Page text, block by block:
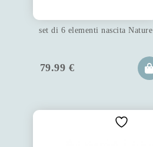
set di 6 elementi nascita Nature
79.99 €